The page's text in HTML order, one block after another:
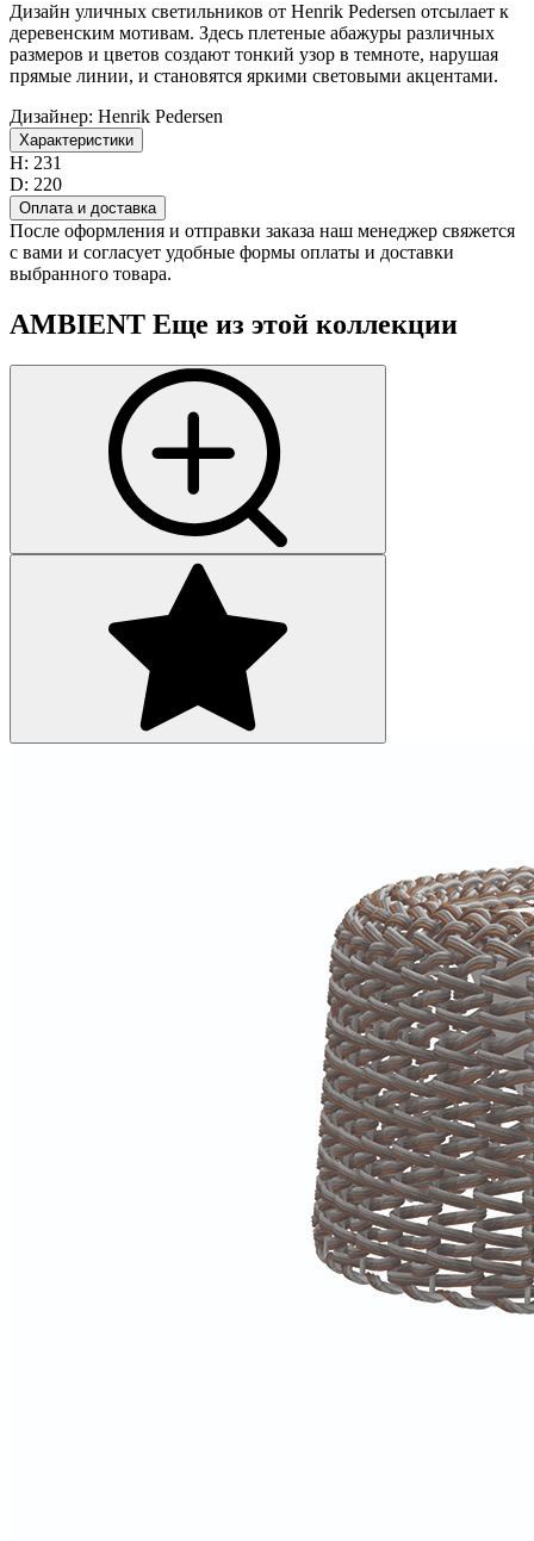
Дизайн уличных светильников от Henrik Pedersen отсылает к
деревенским мотивам. Здесь плетеные абажуры различных
размеров и цветов создают тонкий узор в темноте, нарушая
прямые линии, и становятся яркими световыми акцентами.
Дизайнер: Henrik Pedersen
Характеристики
H: 231
D: 220
Оплата и доставка
После оформления и отправки заказа наш менеджер свяжется
с вами и согласует удобные формы оплаты и доставки
выбранного товара.
AMBIENT Еще из этой коллекции